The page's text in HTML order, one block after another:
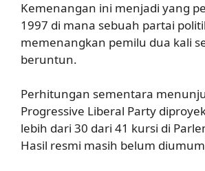
Kemenangan ini menjadi yang
1997 di mana sebuah partai
memenangkan pemilu dua kali
beruntun.
Perhitungan sementara
Progressive Liberal Party
lebih dari 30 dari 41 kursi di
Hasil resmi masih belum